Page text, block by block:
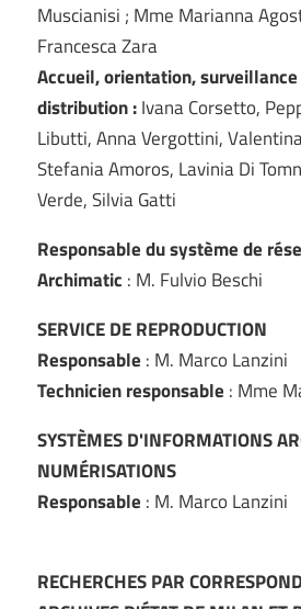
Muscianisi ; Mme Marianna
Francesca Zara
Accueil, orientation,
distribution :Ivana Corsetto,
Libutti, Anna Vergottini,
Stefania Amoros, Lavinia Di
Verde, Silvia Gatti
Responsable du système de
Archimatic : M. Fulvio Beschi
SERVICE DE REPRODUCTION
Responsable : M. Marco Lanzini
Technicien responsable : Mme
SYSTÈMES D'INFORMATIONS
NUMÉRISATIONS
Responsable : M. Marco Lanzini
RECHERCHES PAR